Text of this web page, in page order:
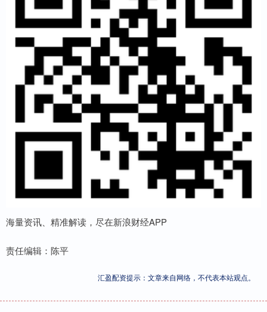
海量资讯、精准解读，尽在新浪财经APP
责任编辑：陈平
汇盈配资提示：文章来自网络，不代表本站观点。